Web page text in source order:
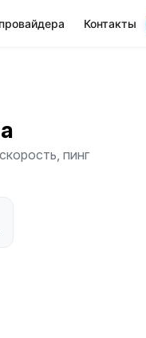
Контакты
пинг